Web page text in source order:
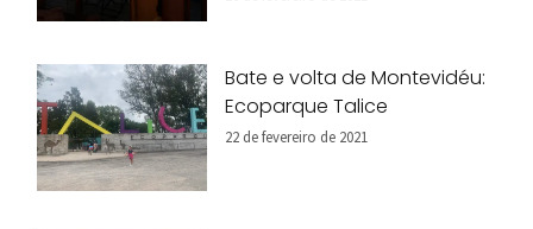
Bate e volta de Montevidéu:
Ecoparque Talice
22 de fevereiro de 2021